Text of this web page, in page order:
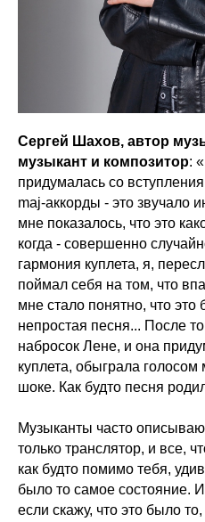
Сергей Шахов, автор
музыкант и композитор:
придумалась со
maj-аккорды - это звучало
мне показалось, что это
когда - совершенно
гармония куплета, я,
поймал себя на том, что
мне стало понятно, что это
непростая песня... После
набросок Лене, и она
куплета, обыграла
шоке. Как будто песня
Музыканты часто
только транслятор, и все,
как будто помимо тебя,
было то самое состояние.
если скажу, что это было